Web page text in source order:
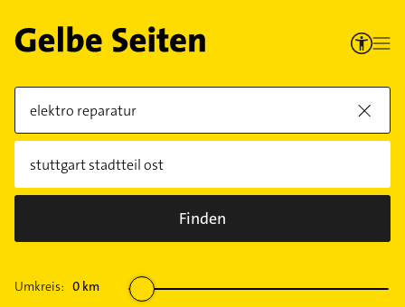
Finden
Umkreis: 0 km